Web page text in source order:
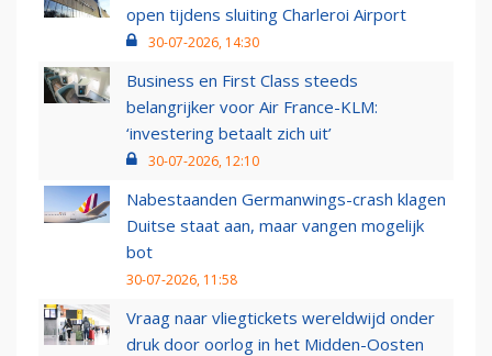
open tijdens sluiting Charleroi Airport
30-07-2026, 14:30
Business en First Class steeds
belangrijker voor Air France-KLM:
‘investering betaalt zich uit’
30-07-2026, 12:10
Nabestaanden Germanwings-crash klagen
Duitse staat aan, maar vangen mogelijk
bot
30-07-2026, 11:58
Vraag naar vliegtickets wereldwijd onder
druk door oorlog in het Midden-Oosten